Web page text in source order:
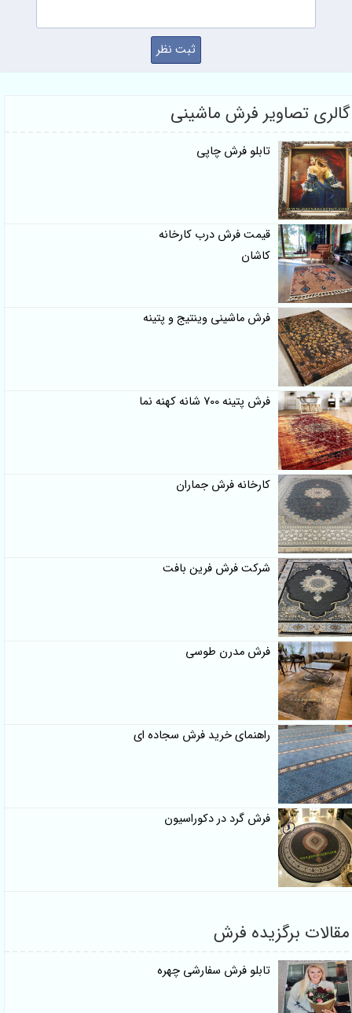
گالری تصاویر فرش ماشینی
تابلو فرش چاپی
قیمت فرش درب کارخانه
کاشان
فرش ماشینی وینتیج و پتینه
فرش پتینه 700 شانه کهنه نما
کارخانه فرش جماران
شرکت فرش فرین بافت
فرش مدرن طوسی
راهنمای خرید فرش سجاده ای
فرش گرد در دکوراسیون
مقالات برگزیده فرش
تابلو فرش سفارشی چهره